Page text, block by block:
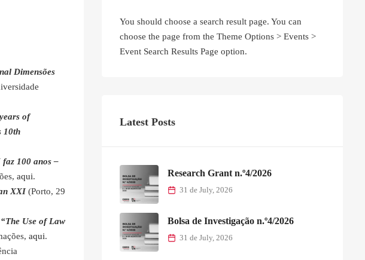
Dimensões
of
10th
100 anos –
aqui.
XXI(Porto, 29
Use of Law
aqui.
You should choose a search result page. You can
choose the page from the Theme Options > Events >
Event Search Results Page option.
Latest Posts
Research Grant n.º4/2026
31 de July, 2026
Bolsa de Investigação n.º4/2026
31 de July, 2026